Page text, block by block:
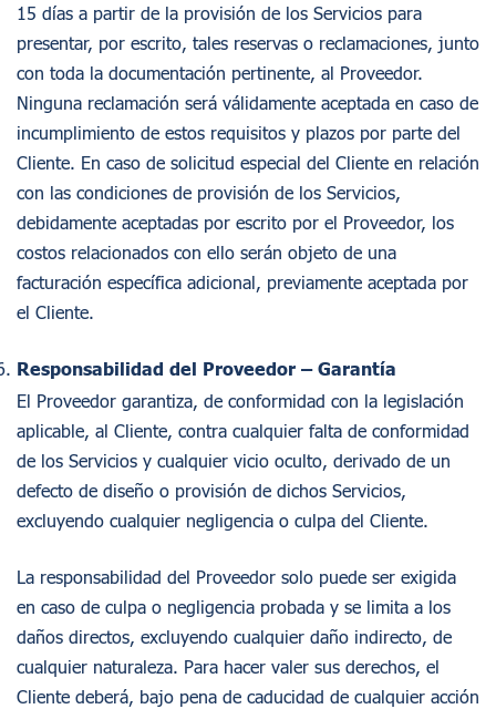
15 días a partir de la provisión de los Servicios para
presentar, por escrito, tales reservas o reclamaciones, junto
con toda la documentación pertinente, al Proveedor.
Ninguna reclamación será válidamente aceptada en caso de
incumplimiento de estos requisitos y plazos por parte del
Cliente. En caso de solicitud especial del Cliente en relación
con las condiciones de provisión de los Servicios,
debidamente aceptadas por escrito por el Proveedor, los
costos relacionados con ello serán objeto de una
facturación específica adicional, previamente aceptada por
el Cliente.
Responsabilidad del Proveedor – Garantía
El Proveedor garantiza, de conformidad con la legislación
aplicable, al Cliente, contra cualquier falta de conformidad
de los Servicios y cualquier vicio oculto, derivado de un
defecto de diseño o provisión de dichos Servicios,
excluyendo cualquier negligencia o culpa del Cliente.
La responsabilidad del Proveedor solo puede ser exigida
en caso de culpa o negligencia probada y se limita a los
daños directos, excluyendo cualquier daño indirecto, de
cualquier naturaleza. Para hacer valer sus derechos, el
Cliente deberá, bajo pena de caducidad de cualquier acción